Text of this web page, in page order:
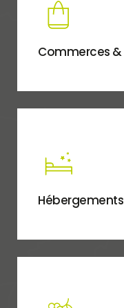
Commerces
Hébergements